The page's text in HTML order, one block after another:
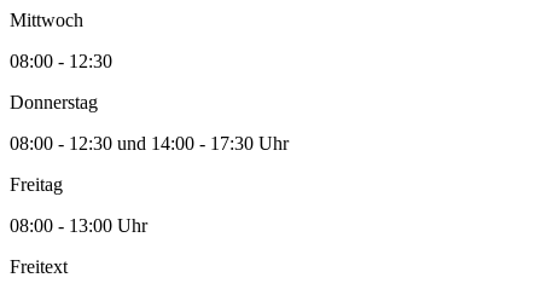
Mittwoch
08:00 - 12:30
Donnerstag
08:00 - 12:30 und 14:00 - 17:30 Uhr
Freitag
08:00 - 13:00 Uhr
Freitext